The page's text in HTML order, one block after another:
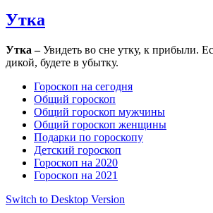
Утка
Утка –Увидеть во сне утку, к прибыли.
дикой, будете в убытку.
Гороскоп на сегодня
Общий гороскоп
Общий гороскоп мужчины
Общий гороскоп женщины
Подарки по гороскопу
Детский гороскоп
Гороскоп на 2020
Гороскоп на 2021
Switch to Desktop Version